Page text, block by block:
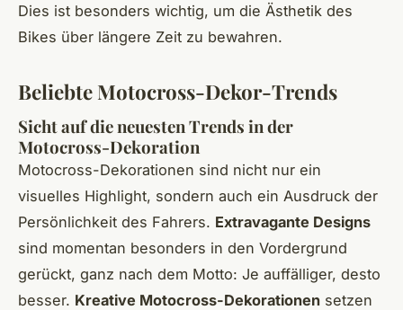
Dies ist besonders wichtig, um die Ästhetik des
Bikes über längere Zeit zu bewahren.
Beliebte Motocross-Dekor-Trends
Sicht auf die neuesten Trends in der
Motocross-Dekoration
Motocross-Dekorationen sind nicht nur ein
visuelles Highlight, sondern auch ein Ausdruck der
Persönlichkeit des Fahrers. Extravagante Designs
sind momentan besonders in den Vordergrund
gerückt, ganz nach dem Motto: Je auffälliger, desto
besser. Kreative Motocross-Dekorationen setzen